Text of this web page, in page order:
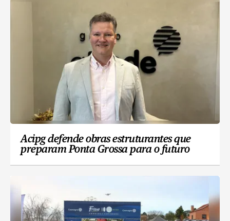
Acipg defende obras estruturantes que
preparam Ponta Grossa para o futuro